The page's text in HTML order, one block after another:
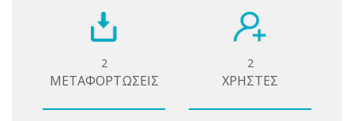
2
ΜΕΤΑΦΟΡΤΩΣΕΙΣ
2
ΧΡΗΣΤΕΣ